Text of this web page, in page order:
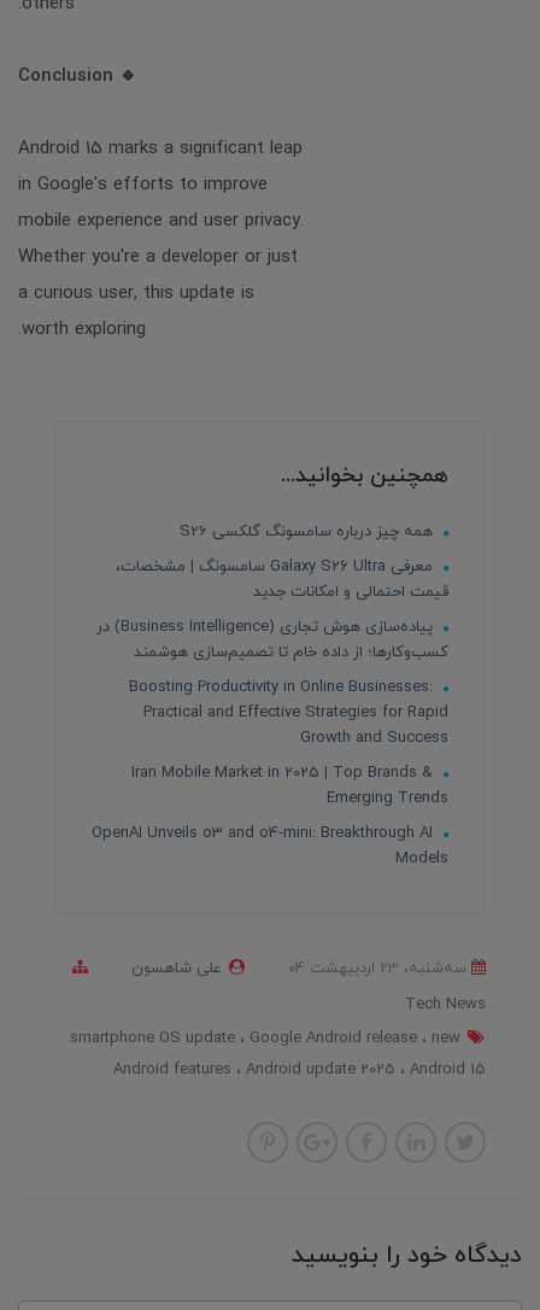
🔹 Conclusion
Android 15 marks a significant leap
in Google's efforts to improve
mobile experience and user privacy.
Whether you're a developer or just
a curious user, this update is
worth exploring.
همچنین بخوانید...
همه چیز درباره سامسونگ گلکسی S26
معرفی Galaxy S26 Ultra سامسونگ | مشخصات،
قیمت احتمالی و امکانات جدید
پیاده‌سازی هوش تجاری (Business Intelligence) در
کسب‌وکارها؛ از داده خام تا تصمیم‌سازی هوشمند
Boosting Productivity in Online Businesses:
Practical and Effective Strategies for Rapid
Growth and Success
Iran Mobile Market in 2025 | Top Brands &
Emerging Trends
OpenAI Unveils o3 and o4-mini: Breakthrough AI
Models
ﺳﻪشنبه، 23 ارديبهشت 04
علی شاهسون
Tech News
smartphone OS update
Google Android release
new
Android features
Android update 2025 Android 15
دیدگاه خود را بنویسید